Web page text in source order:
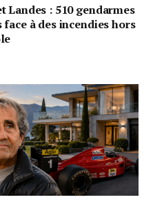
Landes : 510 gendarmes
à des incendies hors